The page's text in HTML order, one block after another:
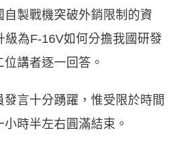
製戰機突破外銷限制的資
級為F-16V如何分擔我國研發
講者逐一回答。
言十分踴躍，惟受限於時間
時半左右圓滿結束。